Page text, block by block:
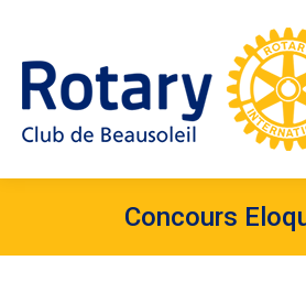
Concours